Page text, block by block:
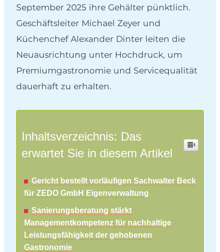
September 2025 ihre Gehälter pünktlich.
Geschäftsleiter Michael Zeyer und
Küchenchef Alexander Dinter leiten die
Neuausrichtung unter Hochdruck, um
Premiumgastronomie und Servicequalität
dauerhaft zu erhalten.
Inhaltsverzeichnis: Das
erwartet Sie in diesem Artikel
Gericht bestellt vorläufigen Sachwalter Beck
für ZEDO GmbH Eigenverwaltung
Sanierungsberatung stärkt
Managementkompetenz für nachhaltige
Leistungsfähigkeit der gehobenen
Gastronomie